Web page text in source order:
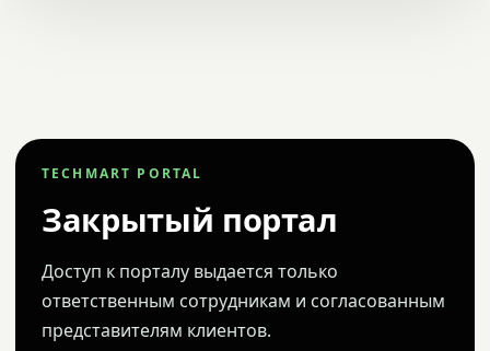
TECHMART PORTAL
Закрытый портал
Доступ к порталу выдается только
ответственным сотрудникам и согласованным
представителям клиентов.